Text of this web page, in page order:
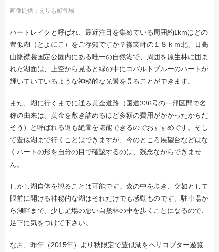
画像提供：えりも町役場
ハートレイクと呼ばれ、最近注目を集めている周囲約1kmほどの
豊似湖（とよにこ）をご存知ですか？襟裳岬の１８ｋｍ北、日高
山脈襟裳国定公園内にある唯一の自然湖で、周囲を原生林に囲ま
れた湖面は、上空から見ると緑の中にコバルトブルーのハートが
輝いていているような神秘的な光景を見ることができます。
また、湖に行くまでに通る黄金道路（国道336号の一部区間で名
称の由来は、黄金を敷き詰めるほど多額の費用がかかったからだ
そう）と呼ばれる道も絶景を堪能できるのでおすすめです。そし
て豊似湖まで行くことはできますが、今のところ展望台などはな
くハートの形を自分の目で確認するのは、残念ながらできませ
ん。
しかし湖自体を観ることは可能です。森の中を歩き、突如として
眼前に開ける神秘的な湖はそれだけでも感動ものです。駐車場か
ら湖畔まで、少し足場の悪い自然林の中を歩くことになるので、
足下に気をつけて下さい。
なお、昨年（2015年）より秋限定で豊似湖をヘリコプター遊覧